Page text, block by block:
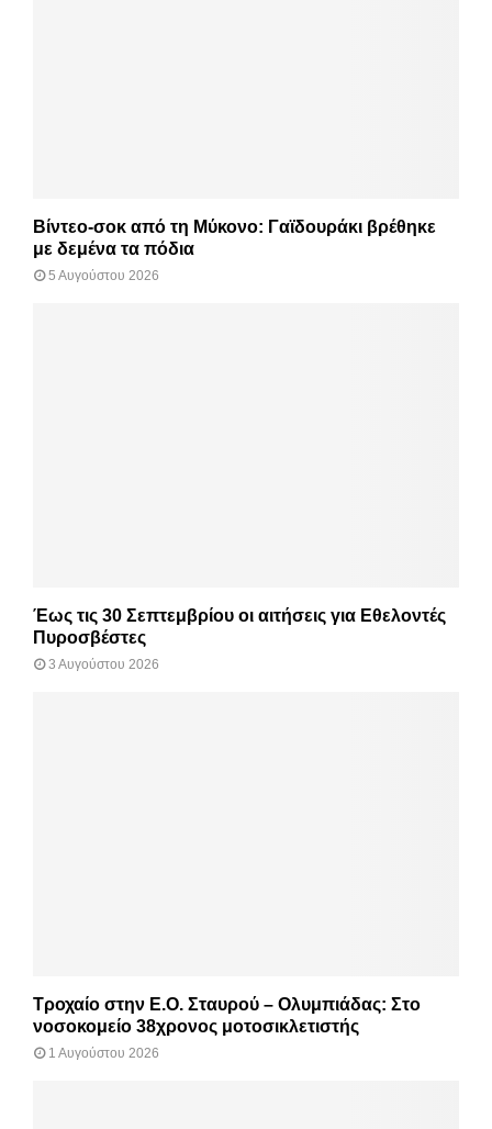
Βίντεο-σοκ από τη Μύκονο: Γαϊδουράκι βρέθηκε
με δεμένα τα πόδια
5 Αυγούστου 2026
Έως τις 30 Σεπτεμβρίου οι αιτήσεις για Εθελοντές
Πυροσβέστες
3 Αυγούστου 2026
Τροχαίο στην Ε.Ο. Σταυρού – Ολυμπιάδας: Στο
νοσοκομείο 38χρονος μοτοσικλετιστής
1 Αυγούστου 2026